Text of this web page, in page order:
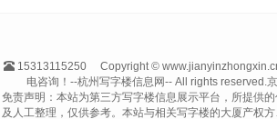
15313115250
Copyright ©
电咨询！--杭州写字楼信息网-- All rights reserved.
免责声明：本站为第三方写字楼信息展示平台，所提供
及人工整理，仅供参考。本站与相关写字楼的大厦产权